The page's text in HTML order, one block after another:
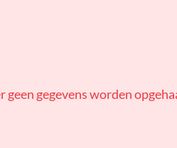
geen gegevens worden